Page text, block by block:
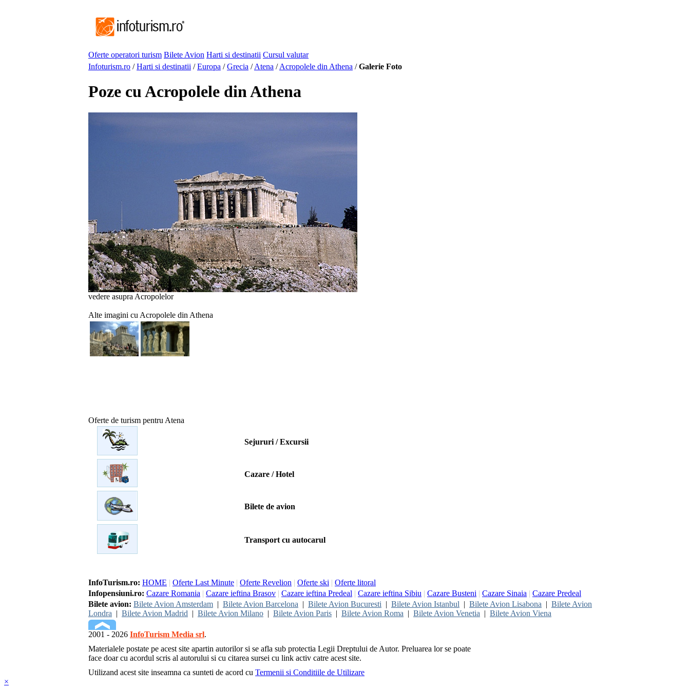
Oferte operatori turism Bilete Avion Harti si destinatii Cursul valutar
Infoturism.ro /Harti si destinatii /Europa /Grecia /Atena /Acropolele din Athena /Galerie Foto
Poze cu Acropolele din Athena
vedere asupra Acropolelor
Alte imagini cu Acropolele din Athena
Oferte de turism pentru Atena
Sejururi / Excursii
Cazare / Hotel
Bilete de avion
Transport cu autocarul
InfoTurism.ro: HOME | Oferte Last Minute | Oferte Revelion | Oferte ski | Oferte litoral
Infopensiuni.ro: Cazare Romania | Cazare ieftina Brasov | Cazare ieftina Predeal | Cazare ieftina Sibiu | Cazare Busteni | Cazare Sinaia | Cazare Predeal
Bilete avion: Bilete Avion Amsterdam | Bilete Avion Barcelona | Bilete Avion Bucuresti | Bilete Avion Istanbul | Bilete Avion Lisabona | Bilete Avion
Londra | Bilete Avion Madrid | Bilete Avion Milano | Bilete Avion Paris | Bilete Avion Roma | Bilete Avion Venetia | Bilete Avion Viena
2001 - 2026 InfoTurism Media srl.
Materialele postate pe acest site apartin autorilor si se afla sub protectia Legii Dreptului de Autor. Preluarea lor se poate
face doar cu acordul scris al autorului si cu citarea sursei cu link activ catre acest site.
Utilizand acest site inseamna ca sunteti de acord cu Termenii si Conditiile de Utilizare
×